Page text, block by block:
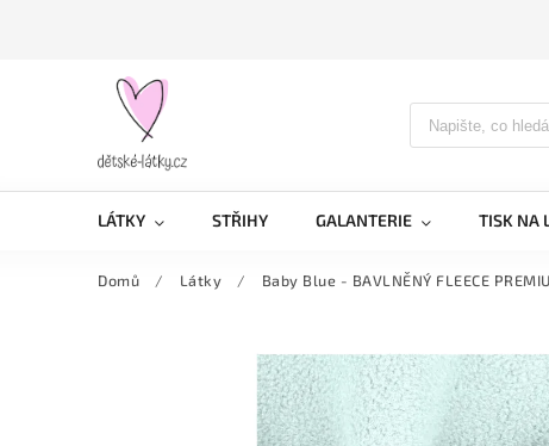
LÁTKY STŘIHY GALANTERIE TISK NA
Domů / Látky / Baby Blue - BAVLNĚNÝ FLEECE